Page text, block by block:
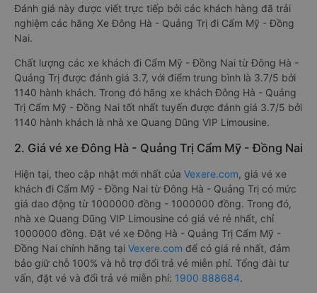
Đánh giá này được viết trực tiếp bởi các khách hàng đã trải
nghiệm các hãng Xe Đông Hà - Quảng Trị đi Cẩm Mỹ - Đồng
Nai.
Chất lượng các xe khách đi Cẩm Mỹ - Đồng Nai từ Đông Hà -
Quảng Trị được đánh giá 3.7, với điểm trung bình là 3.7/5 bởi
1140 hành khách. Trong đó hãng xe khách Đông Hà - Quảng
Trị Cẩm Mỹ - Đồng Nai tốt nhất tuyến được đánh giá 3.7/5 bởi
1140 hành khách là nhà xe Quang Dũng VIP Limousine.
2. Giá vé xe Đông Hà - Quảng Trị Cẩm Mỹ - Đồng Nai
Hiện tại, theo cập nhật mới nhất của Vexere.com, giá vé xe
khách đi Cẩm Mỹ - Đồng Nai từ Đông Hà - Quảng Trị có mức
giá dao động từ 1000000 đồng - 1000000 đồng. Trong đó,
nhà xe Quang Dũng VIP Limousine có giá vé rẻ nhất, chỉ
1000000 đồng. Đặt vé xe Đông Hà - Quảng Trị Cẩm Mỹ -
Đồng Nai chính hãng tại Vexere.com để có giá rẻ nhất, đảm
bảo giữ chỗ 100% và hỗ trợ đổi trả vé miễn phí. Tổng đài tư
vấn, đặt vé và đổi trả vé miễn phí: 1900 888684.